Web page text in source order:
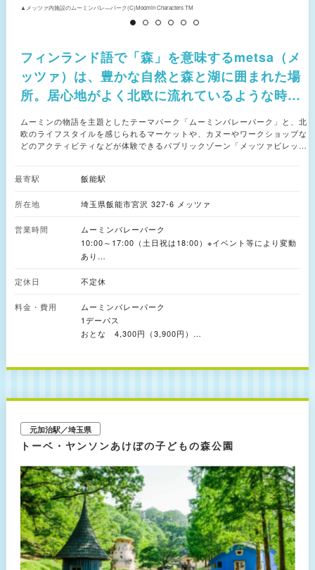
▲メッツァ内施設のムーミンバレ―パーク(C)Moomin Characters TM
フィンランド語で「森」を意味するmetsa（メ
ッツァ）は、豊かな自然と森と湖に囲まれた場
所。居心地がよく北欧に流れているような時間
を提供します。
ムーミンの物語を主題としたテーマパーク「ムーミンバレーパーク」と、北
欧のライフスタイルを感じられるマーケットや、カヌーやワークショップな
どのアクティビティなどが体験できるパブリックゾーン「メッツァビレッ
と持ち帰ることができます。
最寄駅 飯能駅
所在地 埼玉県飯能市宮沢 327-6 メッツァ
営業時間
ムーミンバレーパーク
10:00～17:00（土日祝は18:00）※イベント等により変動
あり
メッツァビレッジ
定休日 不定休
料金・費用
ムーミンバレーパーク
1デーパス
おとな 4,300円（3,900円）
元加治駅／埼玉県
トーベ・ヤンソンあけぼの子どもの森公園